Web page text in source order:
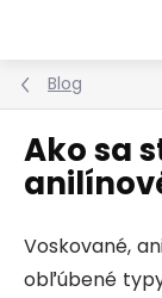
Blog
Ako sa
Voskované,
obľúbené